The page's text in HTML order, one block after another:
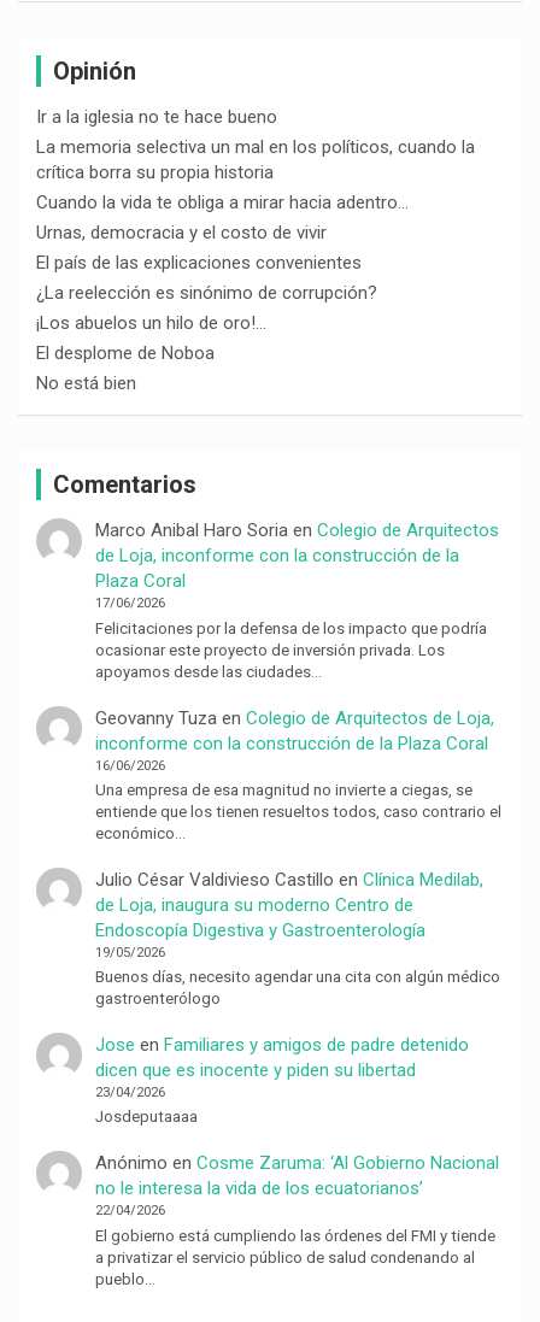
Opinión
Ir a la iglesia no te hace bueno
La memoria selectiva un mal en los políticos, cuando la
crítica borra su propia historia
Cuando la vida te obliga a mirar hacia adentro…
Urnas, democracia y el costo de vivir
El país de las explicaciones convenientes
¿La reelección es sinónimo de corrupción?
¡Los abuelos un hilo de oro!…
El desplome de Noboa
No está bien
Comentarios
Marco Anibal Haro Soriaen Colegio de Arquitectos
de Loja, inconforme con la construcción de la
Plaza Coral
17/06/2026
Felicitaciones por la defensa de los impacto que podría
ocasionar este proyecto de inversión privada. Los
apoyamos desde las ciudades…
Geovanny Tuza en Colegio de Arquitectos de Loja,
inconforme con la construcción de la Plaza Coral
16/06/2026
Una empresa de esa magnitud no invierte a ciegas, se
entiende que los tienen resueltos todos, caso contrario el
económico…
Julio César Valdivieso Castillo en Clínica Medilab,
de Loja, inaugura su moderno Centro de
Endoscopía Digestiva y Gastroenterología
19/05/2026
Buenos días, necesito agendar una cita con algún médico
gastroenterólogo
Jose en Familiares y amigos de padre detenido
dicen que es inocente y piden su libertad
23/04/2026
Josdeputaaaa
Anónimo en Cosme Zaruma: ‘Al Gobierno Nacional
no le interesa la vida de los ecuatorianos’
22/04/2026
El gobierno está cumpliendo las órdenes del FMI y tiende
a privatizar el servicio público de salud condenando al
pueblo…